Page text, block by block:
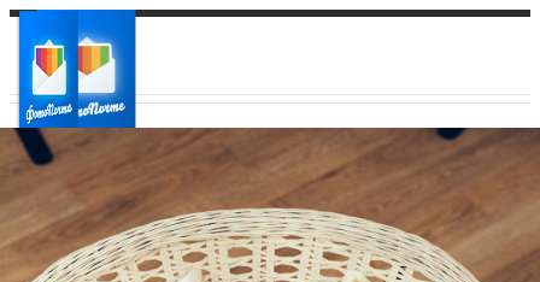
Ваш город:
Ваш регион доставки